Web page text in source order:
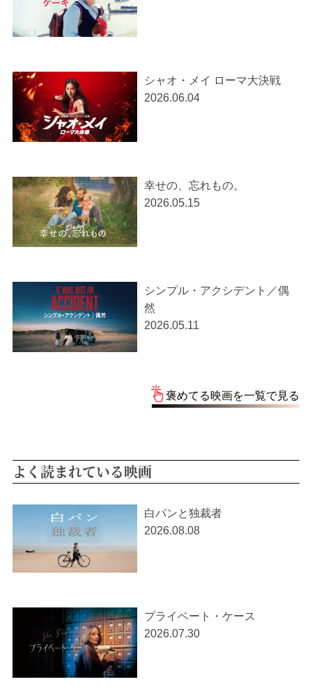
シャオ・メイ ローマ大決戦
2026.06.04
幸せの、忘れもの。
2026.05.15
シンプル・アクシデント／偶
然
2026.05.11
褒めてる映画を一覧で見る
よく読まれている映画
白パンと独裁者
2026.08.08
プライベート・ケース
2026.07.30